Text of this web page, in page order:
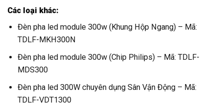
Các loại khác:
Đèn pha led module 300w (Khung Hộp Ngang) – Mã:
TDLF-MKH300N
Đèn pha led module 300w (Chip Philips) – Mã: TDLF-
MDS300
Đèn pha led 300W chuyên dụng Sân Vận Động – Mã:
TDLF-VDT1300